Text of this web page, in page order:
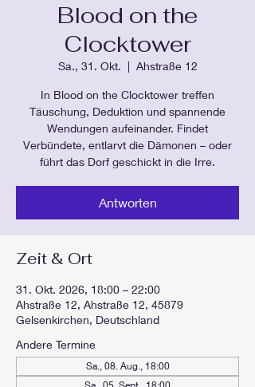
Blood on the
Clocktower
Sa., 31. Okt.
  |
Ahstraße 12
In Blood on the Clocktower treffen
Täuschung, Deduktion und spannende
Wendungen aufeinander. Findet
Verbündete, entlarvt die Dämonen – oder
führt das Dorf geschickt in die Irre.
Antworten
Zeit & Ort
31. Okt. 2026, 18:00 – 22:00
Ahstraße 12, Ahstraße 12, 45879
Gelsenkirchen, Deutschland
Andere Termine
Sa., 08. Aug., 18:00